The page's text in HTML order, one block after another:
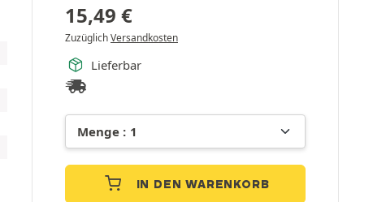
15,49 €
ZuzüglichVersandkosten
Lieferbar
IN DEN WARENKORB